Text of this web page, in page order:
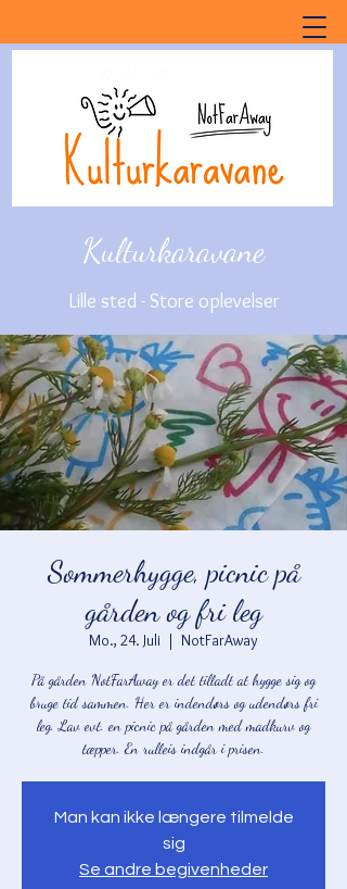
Kulturkaravane
Lille sted - Store oplevelser
Sommerhygge, picnic på
gården og fri leg
Mo., 24. Juli
  |
NotFarAway
På gården NotFarAway er det tilladt at hygge sig og
bruge tid sammen. Her er indendørs og udendørs fri
leg. Lav evt. en picnic på gården med madkurv og
tæpper. En rulleis indgår i prisen.
Man kan ikke længere tilmelde
sig
Se andre begivenheder